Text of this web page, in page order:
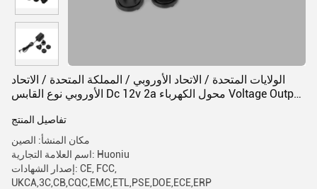
الولايات المتحدة / الاتحاد الأوروبي / المملكة المتحدة / الاتحاد
الأوروبي نوع القابس Dc 12v 2a محول الكهرباء Voltage Output
تفاصيل المنتج
مكان المنشأ: الصين
اسم العلامة التجارية: Huoniu
إصدار الشهادات: CE, FCC,
UKCA,3C,CB,CQC,EMC,ETL,PSE,DOE,ECE,ERP